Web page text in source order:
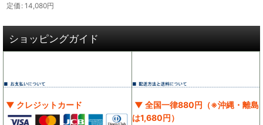
定価 : 14,080円
ショッピングガイド
▼ クレジットカード
▼ 全国一律880円（※沖縄・離島
は1,680円）